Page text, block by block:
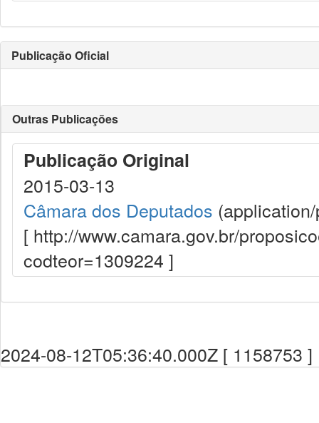
Publicação Oficial
Outras Publicações
Publicação Original
2015-03-13
Câmara dos Deputados
[ http://www.camara.gov.br/
codteor=1309224 ]
2024-08-12T05:36:40.000Z [ 1158753 ]